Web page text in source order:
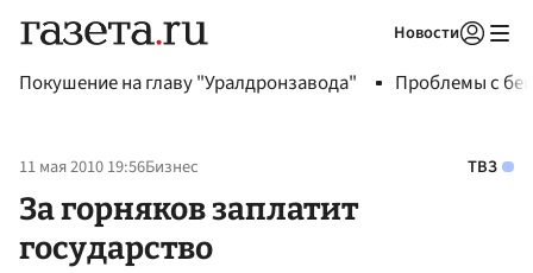
Новости
Покушение на главу "Уралдронзавода" Проблемы с
11 мая 2010 19:56Бизнес ТВЗ
За горняков заплатит
государство